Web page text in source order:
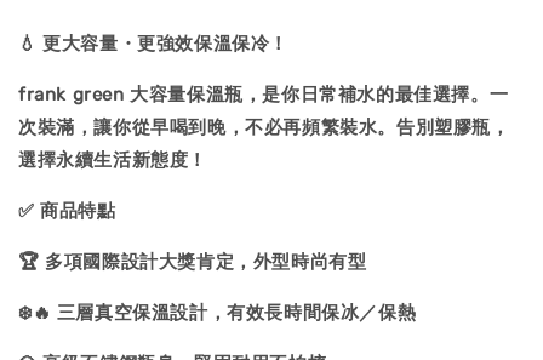
💧 更大容量・更強效保溫保冷！
frank green 大容量保溫瓶，是你日常補水的最佳選擇。一
次裝滿，讓你從早喝到晚，不必再頻繁裝水。告別塑膠瓶，
選擇永續生活新態度！
✅ 商品特點
🏆 多項國際設計大獎肯定，外型時尚有型
❄️🔥 三層真空保溫設計，有效長時間保冰／保熱